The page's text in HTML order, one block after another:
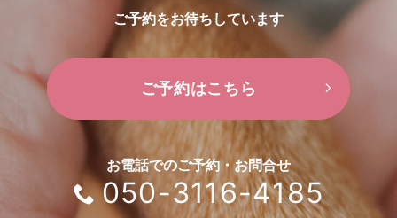
ご予約をお待ちしています
ご予約はこちら
お電話でのご予約・お問合せ
050-3116-4185